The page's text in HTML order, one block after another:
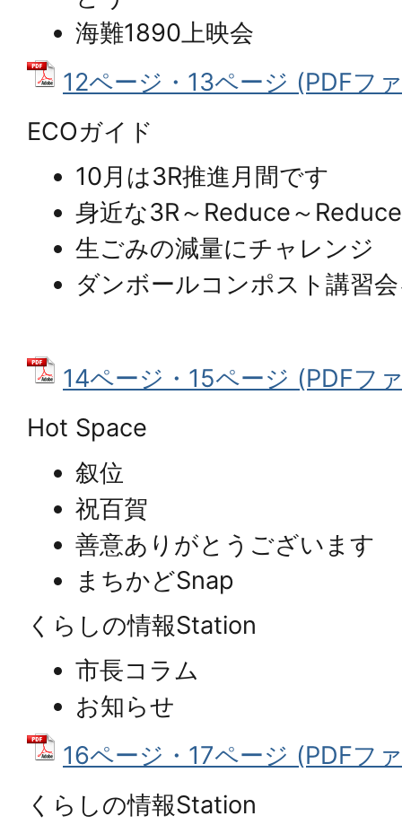
海難1890上映会
12ページ・13ページ (PDFフ
ECOガイド
10月は3R推進月間です
身近な3R～Reduce～
生ごみの減量にチャレンジ
ダンボールコンポスト講習
14ページ・15ページ (PDFフ
Hot Space
叙位
祝百賀
善意ありがとうございます
まちかどSnap
くらしの情報Station
市長コラム
お知らせ
16ページ・17ページ (PDFフ
くらしの情報Station